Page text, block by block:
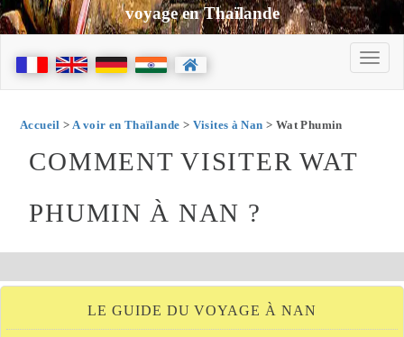
voyage en Thaïlande
Accueil > A voir en Thaïlande > Visites à Nan > Wat Phumin
COMMENT VISITER WAT
PHUMIN À NAN ?
LE GUIDE DU VOYAGE À NAN